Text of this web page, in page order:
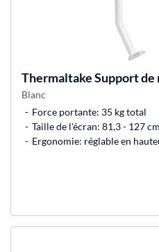
ThermaltakeSupport de
Blanc
Force portante: 35 kg total
Taille de l'écran: 81,3 - 127
Ergonomie: réglable en